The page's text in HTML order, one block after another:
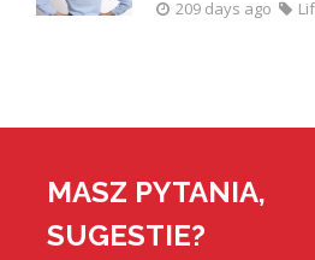
209 days ago
MASZ PYTANIA,
SUGESTIE?